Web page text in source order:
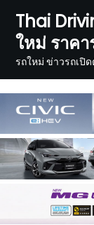
content
Thai
ใหม่ ราคา
รถใหม่ ข่าวรถเปิ